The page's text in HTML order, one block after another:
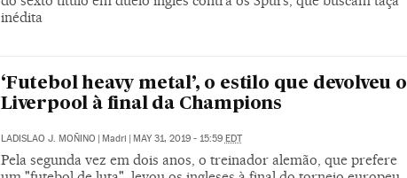
inédita
‘Futebol heavy metal’, o estilo que devolveu o
Liverpool à final da Champions
LADISLAO J. MOÑINO Madri MAY 31, 2019 - 15:59 EDT
Pela segunda vez em dois anos, o treinador alemão, que prefere